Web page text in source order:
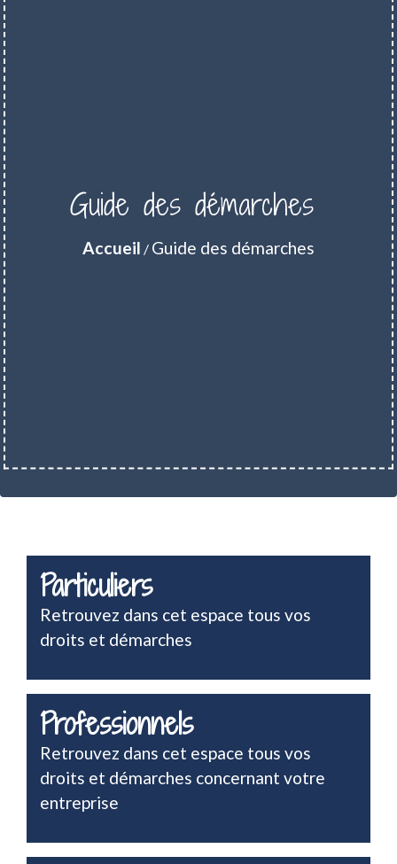
Guide des démarches
Accueil / Guide des démarches
Particuliers
Retrouvez dans cet espace tous vos
droits et démarches
Professionnels
Retrouvez dans cet espace tous vos
droits et démarches concernant votre
entreprise